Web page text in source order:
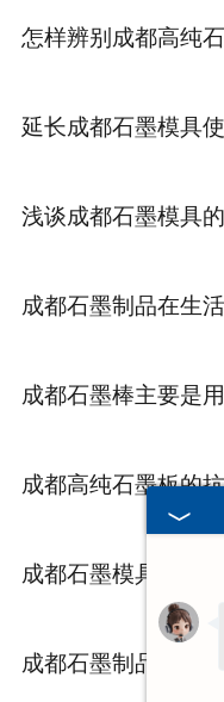
怎样辨别成都高纯
浅谈成都石墨模具
成都石墨制品在生
成都石墨棒主要是
成都高纯石墨板的
成都石墨模具常用
成都石墨制品的五大